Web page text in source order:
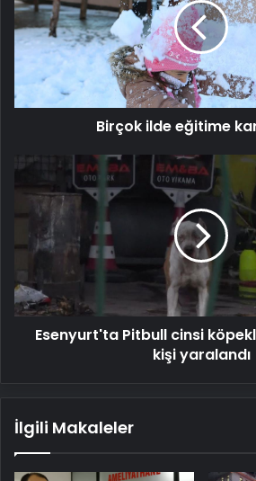
kar
engeli
Birçok ilde eğitime
Esenyurt'ta
köpeklerin
saldırdığı
yaralandı
Esenyurt'ta Pitbull cinsi
kişi yaralandı
İlgili Makaleler